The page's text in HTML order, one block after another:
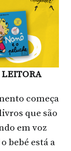
LEITORA
começa
que são
em voz
bebé está a